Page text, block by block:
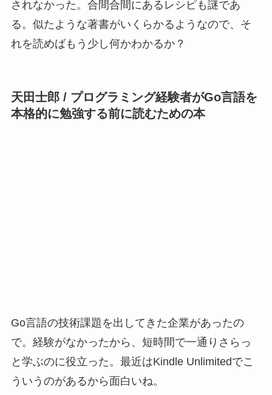
されなかった。合間合間にあるレシピも謎であ
る。似たような著書がいくらかるようなので、そ
れを読めばもう少し何かわかるか？
天田士郎 / プログラミング経験者がGo言語を
本格的に勉強する前に読むための本
Go言語の技術課題を出してきた企業があったの
で。経験がなかったから、短時間で一通りさらっ
と学ぶのに役立った。最近はKindle Unlimitedでこ
ういうのがあるから面白いね。